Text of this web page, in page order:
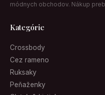
módnych obchodov. Nákup
Kategórie
Crossbody
Cez rameno
Ruksaky
Peňaženky